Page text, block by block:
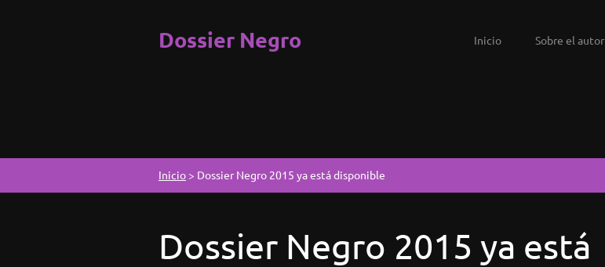
Dossier Negro Inicio Sobre el autor
Inicio > Dossier Negro 2015 ya está disponible
Dossier Negro 2015 ya está